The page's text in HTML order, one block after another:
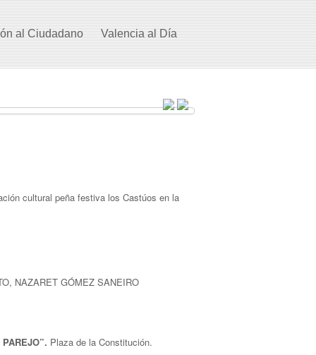
al Ciudadano Valencia al Día
cultural peña festiva los Castúos en la
NAZARET GÓMEZ SANEIRO
Plaza de la Constitución.